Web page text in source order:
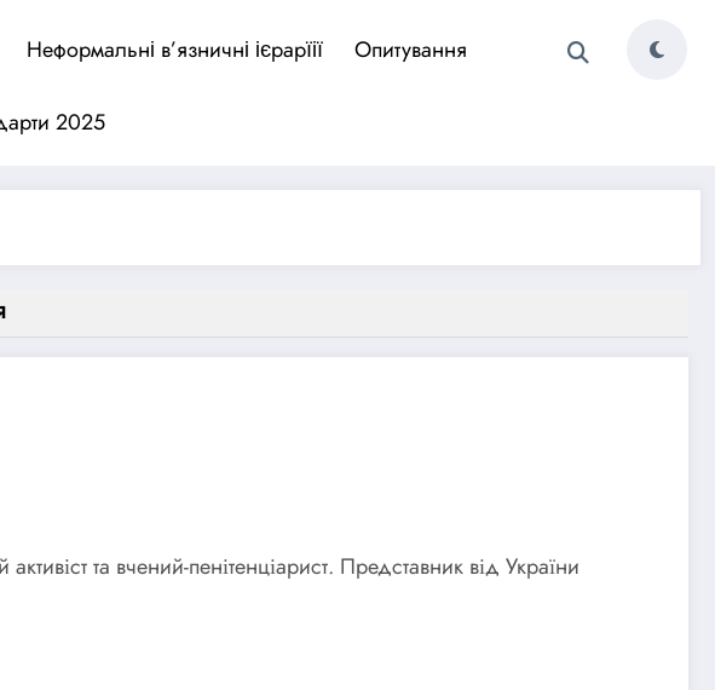
Неформальні в’язничні ієрарїії Опитування
2025
та вчений-пенітенціарист. Представник від України